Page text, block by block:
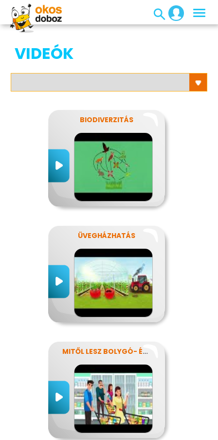
VIDEÓK
BIODIVERZITÁS
ÜVEGHÁZHATÁS
MITŐL LESZ BOLYGÓ- ÉS EGÉSZSÉGTUDATOS IS AZ ÉTRENDEM?